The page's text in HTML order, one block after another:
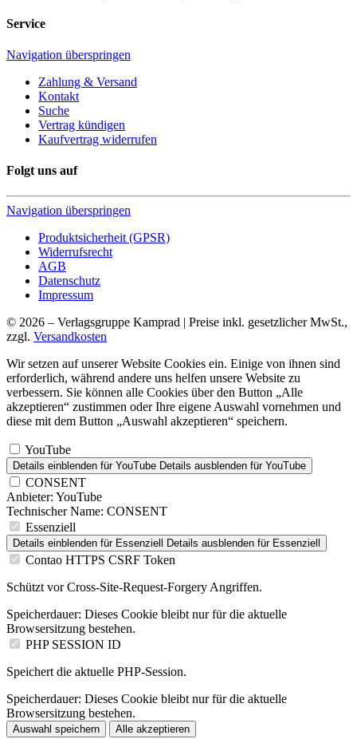
Service
Navigation überspringen
Zahlung & Versand
Kontakt
Suche
Vertrag kündigen
Kaufvertrag widerrufen
Folgt uns auf
Navigation überspringen
Produktsicherheit (GPSR)
Widerrufsrecht
AGB
Datenschutz
Impressum
© 2026 – Verlagsgruppe Kamprad | Preise inkl. gesetzlicher MwSt.,
zzgl. Versandkosten
Wir setzen auf unserer Website Cookies ein. Einige von ihnen sind
erforderlich, während andere uns helfen unsere Website zu
verbessern. Sie können alle Cookies über den Button „Alle
akzeptieren“ zustimmen oder Ihre eigene Auswahl vornehmen und
diese mit dem Button „Auswahl akzeptieren“ speichern.
YouTube
Details einblenden für YouTube Details ausblenden für YouTube
CONSENT
Anbieter: YouTube
Technischer Name: CONSENT
Essenziell
Details einblenden für Essenziell Details ausblenden für Essenziell
Contao HTTPS CSRF Token
Schützt vor Cross-Site-Request-Forgery Angriffen.
Speicherdauer: Dieses Cookie bleibt nur für die aktuelle
Browsersitzung bestehen.
PHP SESSION ID
Speichert die aktuelle PHP-Session.
Speicherdauer: Dieses Cookie bleibt nur für die aktuelle
Browsersitzung bestehen.
Auswahl speichern Alle akzeptieren